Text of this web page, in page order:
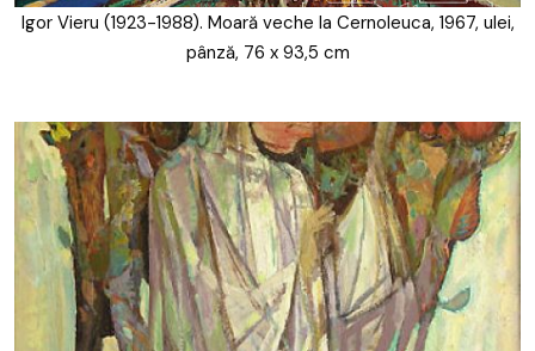
Igor Vieru (1923-1988). Moară veche la Cernoleuca, 1967, ulei,
pânză, 76 x 93,5 cm